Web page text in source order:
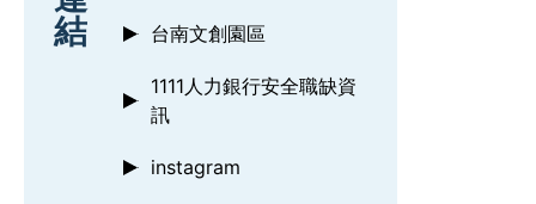
結
台南文創園區
1111人力銀行安全職缺資
訊
instagram